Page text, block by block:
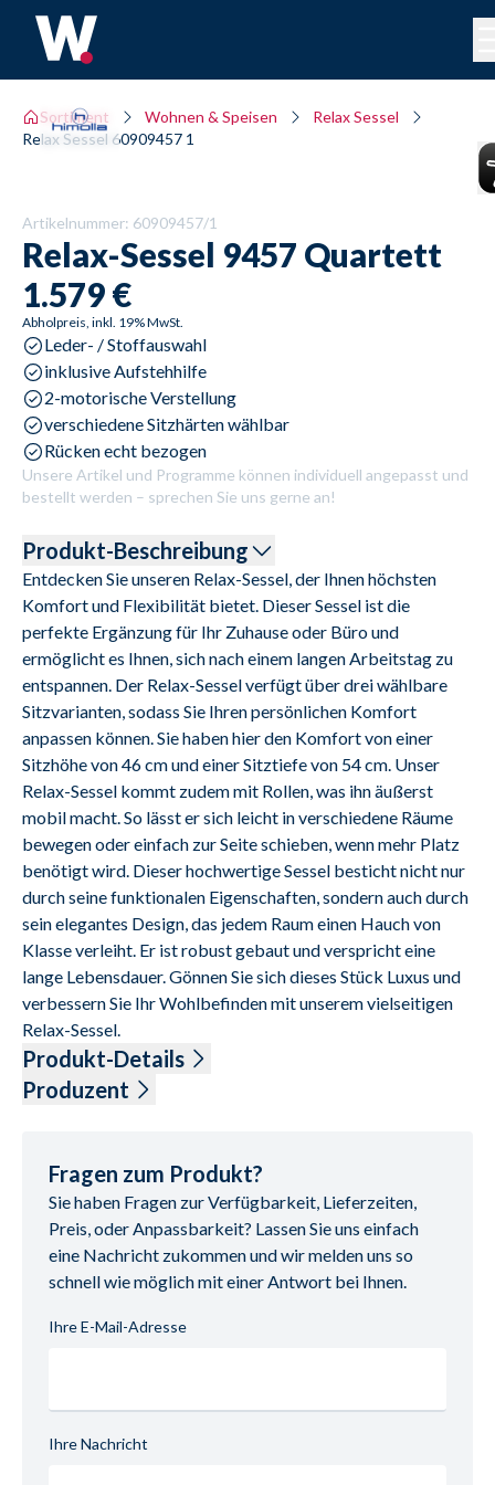
Sortiment Wohnen & Speisen
Relax Sessel
Relax Sessel 60909457 1
Artikelnummer: 60909457/1
Relax-Sessel 9457 Quartett
1.579 €
Abholpreis, inkl. 19% MwSt.
Leder- / Stoffauswahl
inklusive Aufstehhilfe
2-motorische Verstellung
verschiedene Sitzhärten wählbar
Rücken echt bezogen
Unsere Artikel und Programme können individuell angepasst und
bestellt werden – sprechen Sie uns gerne an!
Produkt-Beschreibung
Entdecken Sie unseren Relax-Sessel, der Ihnen höchsten
Komfort und Flexibilität bietet. Dieser Sessel ist die
perfekte Ergänzung für Ihr Zuhause oder Büro und
ermöglicht es Ihnen, sich nach einem langen Arbeitstag zu
entspannen. Der Relax-Sessel verfügt über drei wählbare
Sitzvarianten, sodass Sie Ihren persönlichen Komfort
anpassen können. Sie haben hier den Komfort von einer
Sitzhöhe von 46 cm und einer Sitztiefe von 54 cm. Unser
Relax-Sessel kommt zudem mit Rollen, was ihn äußerst
mobil macht. So lässt er sich leicht in verschiedene Räume
bewegen oder einfach zur Seite schieben, wenn mehr Platz
benötigt wird. Dieser hochwertige Sessel besticht nicht nur
durch seine funktionalen Eigenschaften, sondern auch durch
sein elegantes Design, das jedem Raum einen Hauch von
Klasse verleiht. Er ist robust gebaut und verspricht eine
lange Lebensdauer. Gönnen Sie sich dieses Stück Luxus und
verbessern Sie Ihr Wohlbefinden mit unserem vielseitigen
Relax-Sessel.
Produkt-Details
26Y - Relax-Sessel mit Aufstehhilfe, 2-motorisch, Fußteil
und Rücken elektrisch, BHT ca. 77/106/87 cm
Produzent
Deutschland
E-Mail-Adresse: info@himolla.com
UID (Umsatzsteuer-Identifikationsnummer): DE
130501380
Fragen zum Produkt?
Sie haben Fragen zur Verfügbarkeit, Lieferzeiten,
Preis, oder Anpassbarkeit? Lassen Sie uns einfach
eine Nachricht zukommen und wir melden uns so
schnell wie möglich mit einer Antwort bei Ihnen.
Ihre E-Mail-Adresse
Ihre Nachricht